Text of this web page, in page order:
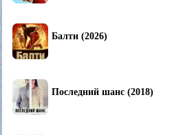
Балти (2026)
Последний шанс (2018)